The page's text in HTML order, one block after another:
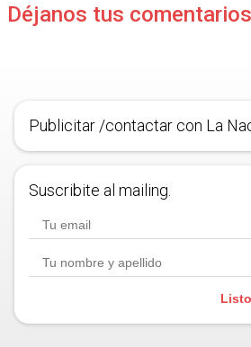
Déjanos tus
Publicitar /contactar con La
Suscribite al mailing.